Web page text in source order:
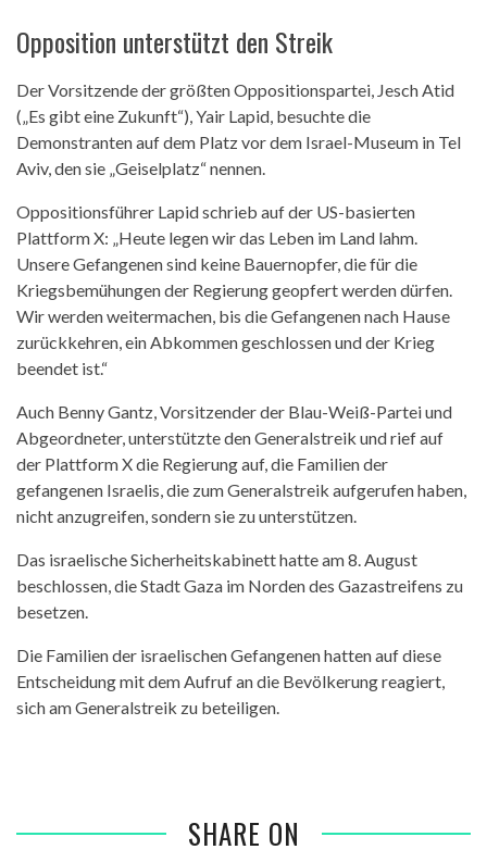
Opposition unterstützt den Streik
Der Vorsitzende der größten Oppositionspartei, Jesch Atid
(„Es gibt eine Zukunft“), Yair Lapid, besuchte die
Demonstranten auf dem Platz vor dem Israel-Museum in Tel
Aviv, den sie „Geiselplatz“ nennen.
Oppositionsführer Lapid schrieb auf der US-basierten
Plattform X: „Heute legen wir das Leben im Land lahm.
Unsere Gefangenen sind keine Bauernopfer, die für die
Kriegsbemühungen der Regierung geopfert werden dürfen.
Wir werden weitermachen, bis die Gefangenen nach Hause
zurückkehren, ein Abkommen geschlossen und der Krieg
beendet ist.“
Auch Benny Gantz, Vorsitzender der Blau-Weiß-Partei und
Abgeordneter, unterstützte den Generalstreik und rief auf
der Plattform X die Regierung auf, die Familien der
gefangenen Israelis, die zum Generalstreik aufgerufen haben,
nicht anzugreifen, sondern sie zu unterstützen.
Das israelische Sicherheitskabinett hatte am 8. August
beschlossen, die Stadt Gaza im Norden des Gazastreifens zu
besetzen.
Die Familien der israelischen Gefangenen hatten auf diese
Entscheidung mit dem Aufruf an die Bevölkerung reagiert,
sich am Generalstreik zu beteiligen.
SHARE ON